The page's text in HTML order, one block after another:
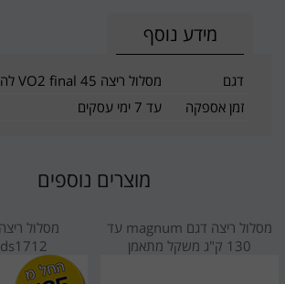
מידע נוסף
דגם
מסלול ריצה VO2 final 45 להשכרה
זמן אספקה
עד 7 ימי עסקים
מוצרים נוספים
מסלול ריצה דגם magnum עד
130 ק"ג משקל מתאמן
ds1712 להשכרה